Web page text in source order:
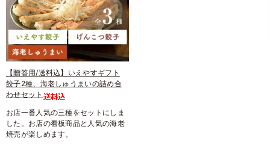
【贈答用/送料込】いえやすギフト
餃子2種、海老しゅうまいの詰め合
わせセット
お店一番人気の三種をセットにしま
した。お店の看板商品と人気の海老
焼売が楽しめます。